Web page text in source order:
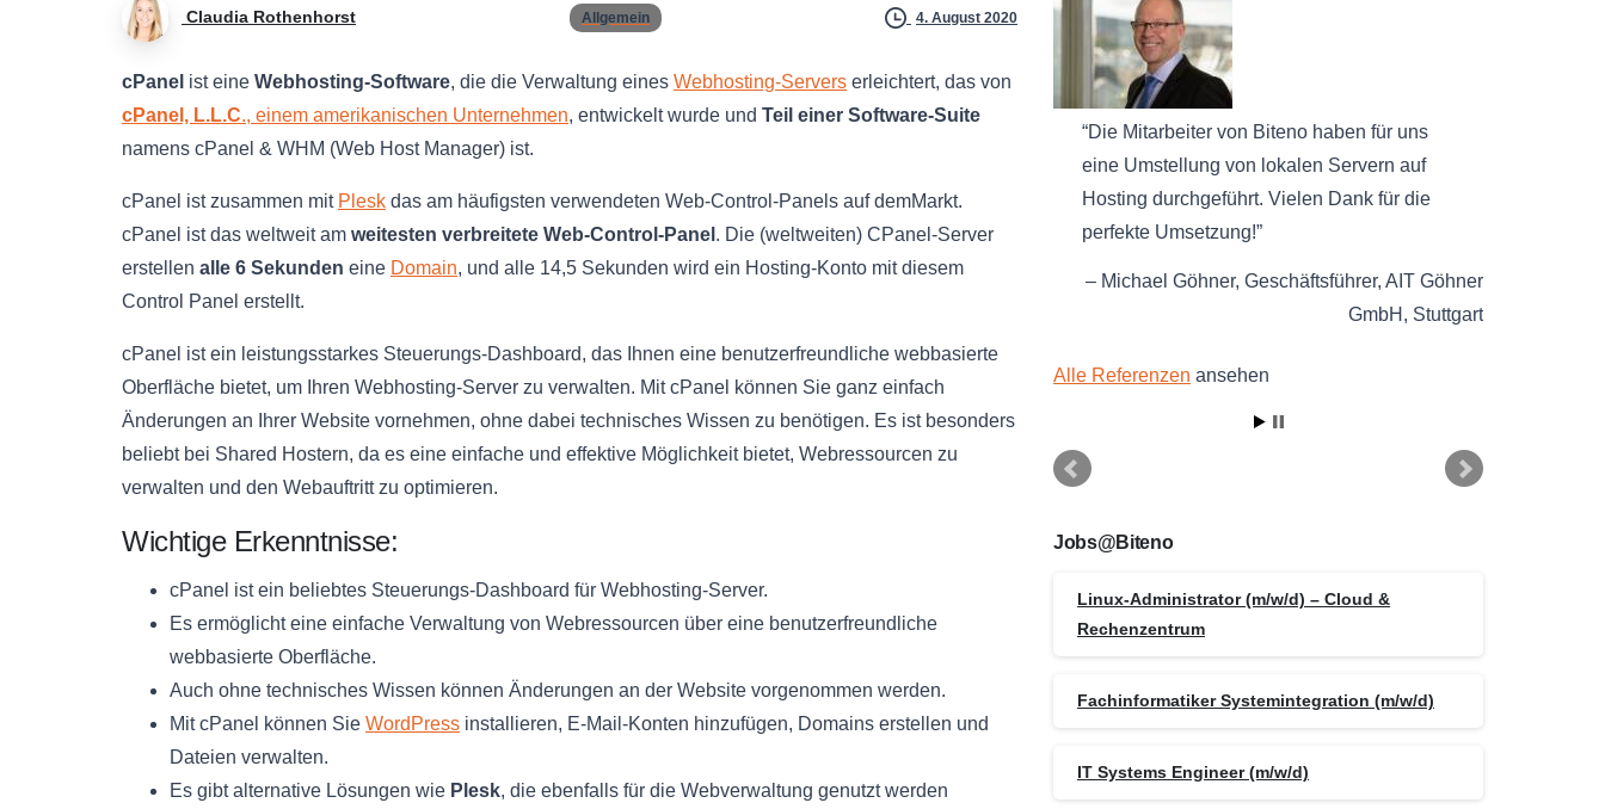
Claudia Rothenhorst Allgemein 4. August 2020
cPanel ist eine Webhosting-Software, die die Verwaltung eines Webhosting-Servers erleichtert, das von
cPanel, L.L.C., einem amerikanischen Unternehmen, entwickelt wurde und Teil einer Software-Suite
namens cPanel & WHM (Web Host Manager) ist.
cPanel ist zusammen mit Plesk das am häufigsten verwendeten Web-Control-Panels auf demMarkt.
cPanel ist das weltweit am weitesten verbreitete Web-Control-Panel . Die (weltweiten) CPanel-Server
erstellen alle 6 Sekunden eine Domain, und alle 14,5 Sekunden wird ein Hosting-Konto mit diesem
Control Panel erstellt.
cPanel ist ein leistungsstarkes Steuerungs-Dashboard, das Ihnen eine benutzerfreundliche webbasierte
Oberfläche bietet, um Ihren Webhosting-Server zu verwalten. Mit cPanel können Sie ganz einfach
Änderungen an Ihrer Website vornehmen, ohne dabei technisches Wissen zu benötigen. Es ist besonders
beliebt bei Shared Hostern, da es eine einfache und effektive Möglichkeit bietet, Webressourcen zu
verwalten und den Webauftritt zu optimieren.
Wichtige Erkenntnisse:
cPanel ist ein beliebtes Steuerungs-Dashboard für Webhosting-Server.
Es ermöglicht eine einfache Verwaltung von Webressourcen über eine benutzerfreundliche
webbasierte Oberfläche.
Auch ohne technisches Wissen können Änderungen an der Website vorgenommen werden.
Mit cPanel können Sie WordPress installieren, E-Mail-Konten hinzufügen, Domains erstellen und
Dateien verwalten.
Es gibt alternative Lösungen wie Plesk, die ebenfalls für die Webverwaltung genutzt werden
Die Mitarbeiter von Biteno haben für uns
eine Umstellung von lokalen Servern auf
Hosting durchgeführt. Vielen Dank für die
perfekte Umsetzung!
Michael Göhner Geschäftsführer AIT Göhner
GmbH
Stuttgart
Alle Referenzen ansehen
Jobs@Biteno
Linux-Administrator (m/w/d) – Cloud &
Rechenzentrum
Fachinformatiker Systemintegration (m/w/d)
IT Systems Engineer (m/w/d)